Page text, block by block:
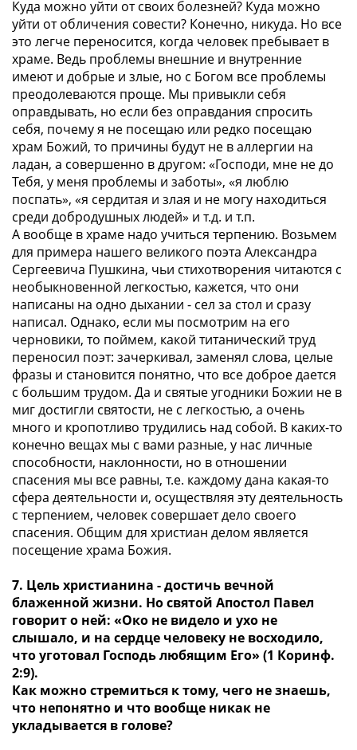
Куда можно уйти от своих болезней? Куда можно
уйти от обличения совести? Конечно, никуда. Но все
это легче переносится, когда человек пребывает в
храме. Ведь проблемы внешние и внутренние
имеют и добрые и злые, но с Богом все проблемы
преодолеваются проще. Мы привыкли себя
оправдывать, но если без оправдания спросить
себя, почему я не посещаю или редко посещаю
храм Божий, то причины будут не в аллергии на
ладан, а совершенно в другом: «Господи, мне не до
Тебя, у меня проблемы и заботы», «я люблю
поспать», «я сердитая и злая и не могу находиться
среди добродушных людей» и т.д. и т.п.
А вообще в храме надо учиться терпению. Возьмем
для примера нашего великого поэта Александра
Сергеевича Пушкина, чьи стихотворения читаются с
необыкновенной легкостью, кажется, что они
написаны на одно дыхании - сел за стол и сразу
написал. Однако, если мы посмотрим на его
черновики, то поймем, какой титанический труд
переносил поэт: зачеркивал, заменял слова, целые
фразы и становится понятно, что все доброе дается
с большим трудом. Да и святые угодники Божии не в
миг достигли святости, не с легкостью, а очень
много и кропотливо трудились над собой. В каких-то
конечно вещах мы с вами разные, у нас личные
способности, наклонности, но в отношении
спасения мы все равны, т.е. каждому дана какая-то
сфера деятельности и, осуществляя эту деятельность
с терпением, человек совершает дело своего
спасения. Общим для христиан делом является
посещение храма Божия.
7. Цель христианина - достичь вечной
блаженной жизни. Но святой Апостол Павел
говорит о ней: «Око не видело и ухо не
слышало, и на сердце человеку не восходило,
что уготовал Господь любящим Его» (1 Коринф.
2:9).
Как можно стремиться к тому, чего не знаешь,
что непонятно и что вообще никак не
укладывается в голове?